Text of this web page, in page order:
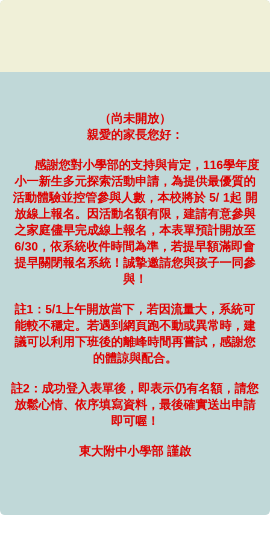
（尚未開放）
親愛的家長您好：
感謝您對小學部的支持與肯定，116學年度
小一新生多元探索活動申請，為提供最優質的
活動體驗並控管參與人數，本校將於 5/ 1起 開
放線上報名。因活動名額有限，建請有意參與
之家庭儘早完成線上報名，本表單預計開放至
6/30，依系統收件時間為準，若提早額滿即會
提早關閉報名系統！誠摯邀請您與孩子一同參
與！
註1：5/1上午開放當下，若因流量大，系統可
能較不穩定。若遇到網頁跑不動或異常時，建
議可以利用下班後的離峰時間再嘗試，感謝您
的體諒與配合。
註2：成功登入表單後，即表示仍有名額，請您
放鬆心情、依序填寫資料，最後確實送出申請
即可喔！
東大附中小學部 謹啟